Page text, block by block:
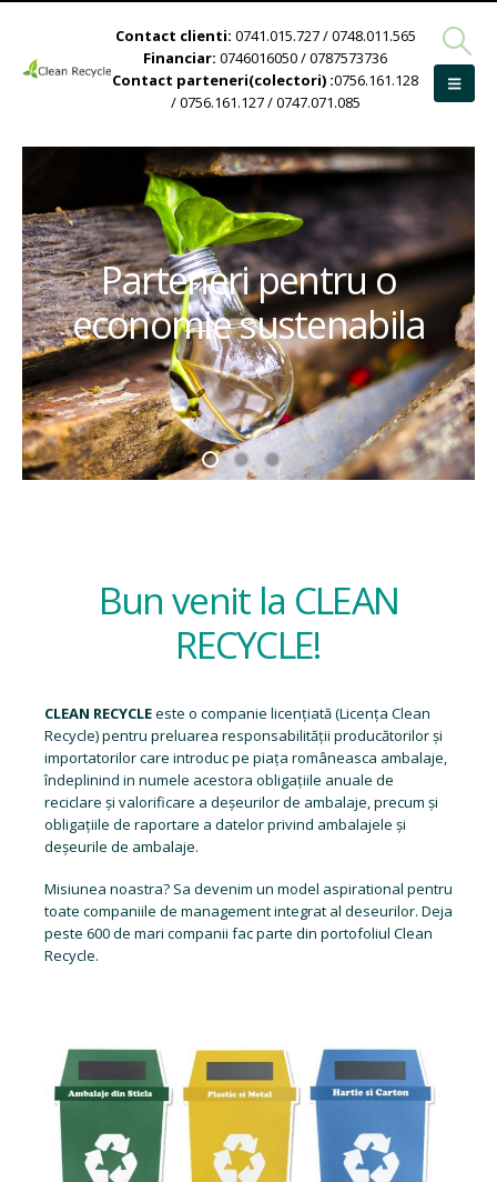
Contact clienti: 0741.015.727 / 0748.011.565
Financiar: 0746016050 / 0787573736
Contact parteneri(colectori) :0756.161.128
/ 0756.161.127 / 0747.071.085
Parteneri pentru o
economie sustenabila
Bun venit la CLEAN
RECYCLE!
CLEAN RECYCLEeste o companie licențiată (Licența Clean
Recycle) pentru preluarea responsabilității producătorilor și
importatorilor care introduc pe piața româneasca ambalaje,
îndeplinind in numele acestora obligațiile anuale de
reciclare și valorificare a deșeurilor de ambalaje, precum și
obligațiile de raportare a datelor privind ambalajele și
deșeurile de ambalaje.
Misiunea noastra? Sa devenim un model aspirational pentru
toate companiile de management integrat al deseurilor. Deja
peste 600 de mari companii fac parte din portofoliul Clean
Recycle.